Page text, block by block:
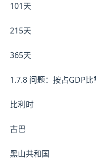
101天
215天
365天
1.7.8 问题：按占GDP
比利时
古巴
黑山共和国